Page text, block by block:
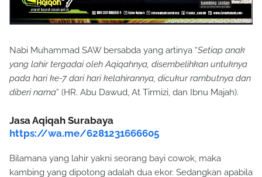
Nabi Muhammad SAW bersabda yang artinya “Setiap anak
yang lahir tergadai oleh Aqiqahnya, disembelihkan untuknya
pada hari ke-7 dari hari kelahirannya, dicukur rambutnya dan
diberi nama” (HR. Abu Dawud, At Tirmizi, dan Ibnu Majah).
Jasa Aqiqah Surabaya
https://wa.me/6281231666605
Bilamana yang lahir yakni seorang bayi cowok, maka
kambing yang dipotong adalah dua ekor. Sedangkan apabila